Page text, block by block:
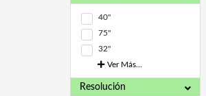
40"
75"
32"
Ver Más...
Resolución